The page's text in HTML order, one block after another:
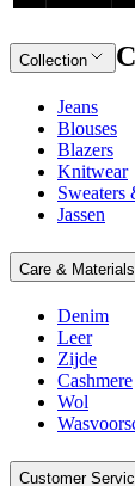
Collection
Jeans
Blouses
Blazers
Knitwear
Sweaters
Jassen
Care & Materials
Denim
Leer
Zijde
Cashmere
Wol
Customer